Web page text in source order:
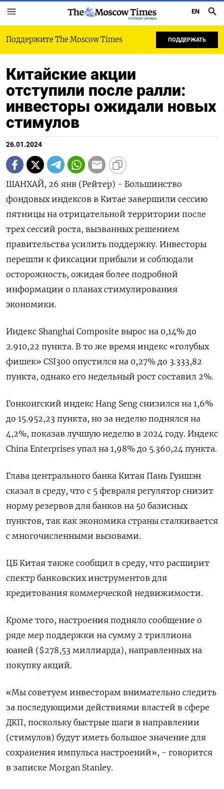
РУССКАЯ СЛУЖБА
EN
Поддержите The Moscow Times ПОДДЕРЖАТЬ
Китайские акции
отступили после ралли:
инвесторы ожидали новых
стимулов
26.01.2024
ШАНХАЙ, 26 янв (Рейтер) - Большинство
фондовых индексов в Китае завершили сессию
пятницы на отрицательной территории после
трех сессий роста, вызванных решением
правительства усилить поддержку. Инвесторы
перешли к фиксации прибыли и соблюдали
осторожность, ожидая более подробной
информации о планах стимулирования
экономики.
Индекс Shanghai Composite вырос на 0,14% до
2.910,22 пункта. В то же время индекс «голубых
фишек» CSI300 опустился на 0,27% до 3.333,82
пункта, однако его недельный рост составил 2%.
Гонконгский индекс Hang Seng снизился на 1,6%
до 15.952,23​ пункта, но за неделю поднялся на
4,2%, показав лучшую неделю в 2024 году. Индекс
China Enterprises упал на 1,98% до 5.360,24 пункта.
Глава центрального банка Китая Пань Гуншэн
сказал в среду, что с 5 февраля регулятор снизит
норму резервов для банков на 50 базисных
пунктов, так как экономика страны сталкивается
с многочисленными вызовами.
ЦБ Китая также сообщил в среду, что расширит
спектр банковских инструментов для
кредитования коммерческой недвижимости.
Кроме того, настроения подняло сообщение о
ряде мер поддержки на сумму 2 триллиона
юаней ($278,53 миллиарда), направленных на
покупку акций.
«Мы советуем инвесторам внимательно следить
за последующими действиями властей в сфере
ДКП, поскольку быстрые шаги в направлении
(стимулов) будут иметь большое значение для
сохранения импульса настроений», - говорится
в записке Morgan Stanley.